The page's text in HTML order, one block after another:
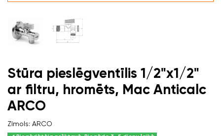
Stūra pieslēgventīlis 1/2"x1/2"
ar filtru, hromēts, Mac Anticalc
ARCO
Zīmols: ARCO